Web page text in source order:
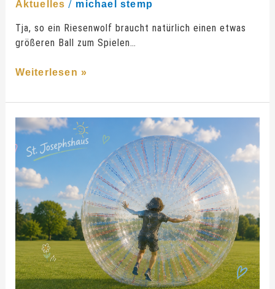
Aktuelles / michael stemp
Tja, so ein Riesenwolf braucht natürlich einen etwas
größeren Ball zum Spielen…
Weiterlesen »
Ein
neuer
Zorb
für
das
St.
Josephshaus